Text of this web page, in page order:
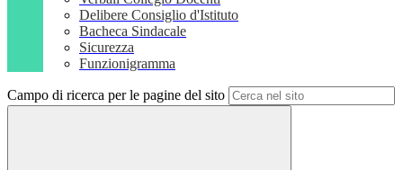
Delibere Consiglio d'Istituto
Bacheca Sindacale
Sicurezza
Funzionigramma
Campo di ricerca per le pagine del sito